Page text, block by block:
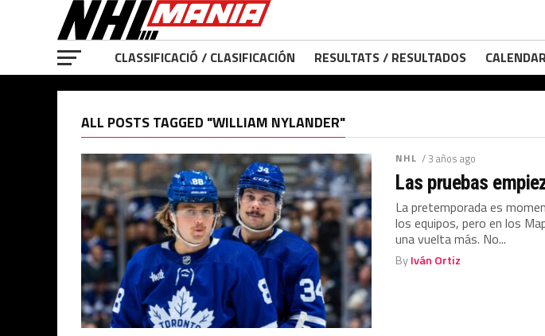
CLASSIFICACIÓ / CLASIFICACIÓN RESULTATS / RESULTADOS
ALL POSTS TAGGED "WILLIAM NYLANDER"
NHL / 3 años ago
Las pruebas
La pretemporada es
los equipos, pero en los
una vuelta más. No...
ByIván Ortiz